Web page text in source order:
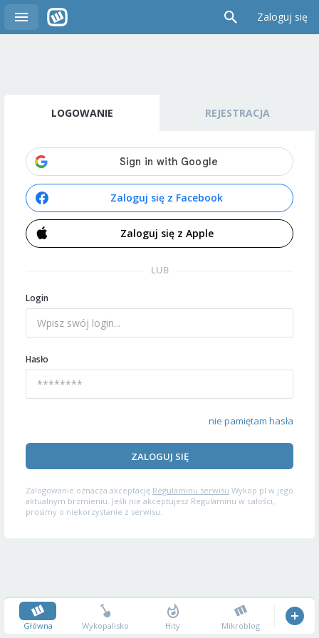
Zaloguj się
LOGOWANIE REJESTRACJA
Zaloguj się z Facebook
Zaloguj się z Apple
LUB
Login
Hasło
nie pamiętam hasła
ZALOGUJ SIĘ
Zalogowanie oznacza akceptację Regulaminu serwisu Wykop.pl w jego
aktualnym brzmieniu. Jeśli nie akceptujesz Regulaminu w całości,
prosimy o niekorzystanie z serwisu.
Główna Wykopalisko Hity Mikroblog